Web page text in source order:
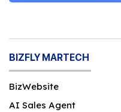
BIZFLY MARTECH
BizWebsite
AI Sales Agent